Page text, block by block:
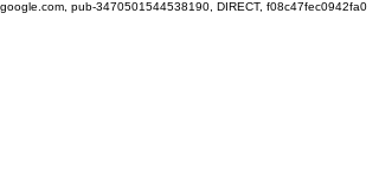
google.com, pub-3470501544538190, DIRECT, f08c47fec0942fa0